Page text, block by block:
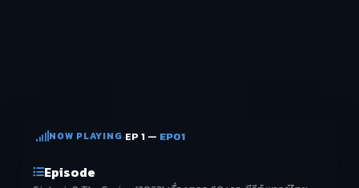
NOW PLAYING·EP 1 — EP01
Episode